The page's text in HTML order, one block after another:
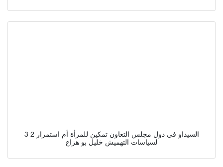
3 2 السيداو في دول مجلس التعاون تمكين للمرأة أم استمرار
لسياسات التهميش خليل بو هزاع